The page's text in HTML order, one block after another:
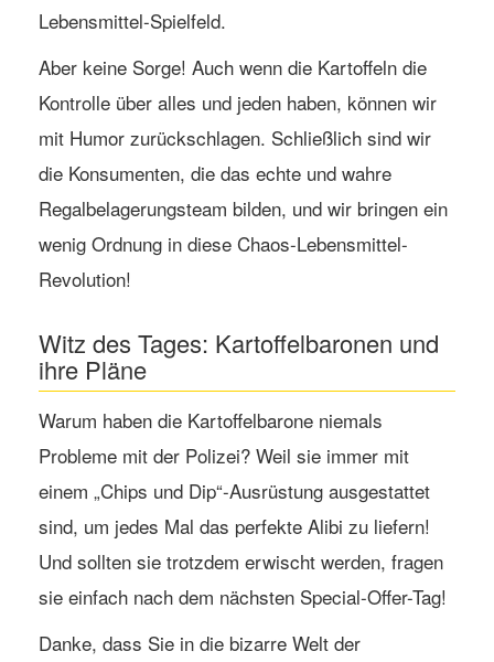
Lebensmittel-Spielfeld.
Aber keine Sorge! Auch wenn die Kartoffeln die
Kontrolle über alles und jeden haben, können wir
mit Humor zurückschlagen. Schließlich sind wir
die Konsumenten, die das echte und wahre
Regalbelagerungsteam bilden, und wir bringen ein
wenig Ordnung in diese Chaos-Lebensmittel-
Revolution!
Witz des Tages: Kartoffelbaronen und
ihre Pläne
Warum haben die Kartoffelbarone niemals
Probleme mit der Polizei? Weil sie immer mit
einem „Chips und Dip“-Ausrüstung ausgestattet
sind, um jedes Mal das perfekte Alibi zu liefern!
Und sollten sie trotzdem erwischt werden, fragen
sie einfach nach dem nächsten Special-Offer-Tag!
Danke, dass Sie in die bizarre Welt der